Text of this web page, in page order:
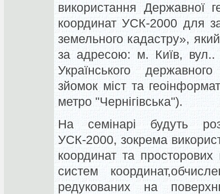
використання Державної
координат УСК-2000 для
земельного кадастру»,
за адресою: м. Київ, вул..
Українського
зйомок міст та
метро "Чернігівська").
На семінарі будуть
УСК-2000, зокрема
координат та просторових
систем
редукованих на